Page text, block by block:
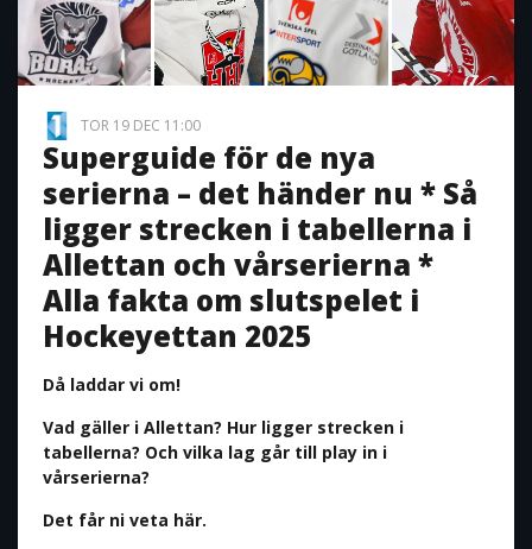
TOR 19 DEC 11:00
Superguide för de nya
serierna – det händer nu * Så
ligger strecken i tabellerna i
Allettan och vårserierna *
Alla fakta om slutspelet i
Hockeyettan 2025
Då laddar vi om!
Vad gäller i Allettan? Hur ligger strecken i
tabellerna? Och vilka lag går till play in i
vårserierna?
Det får ni veta här.